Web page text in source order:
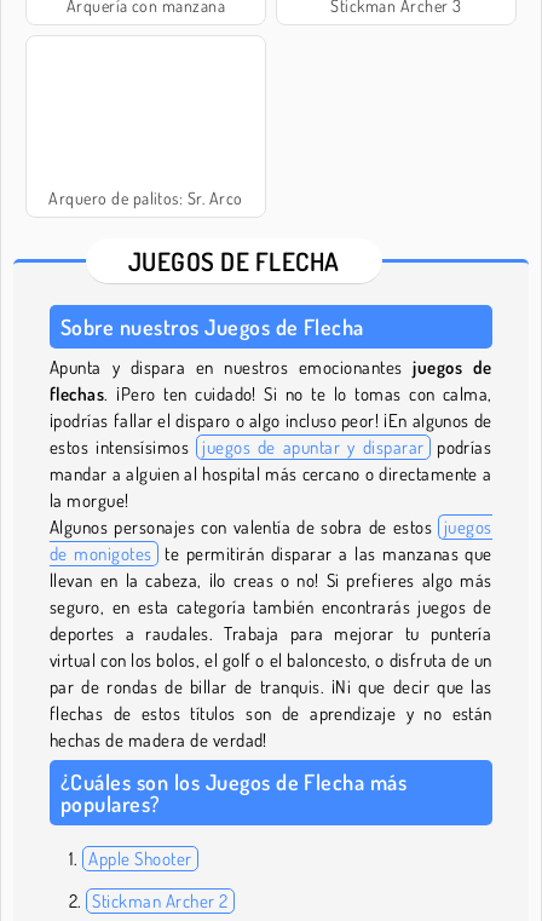
Arquería con manzana Stickman Archer 3
Arquero de palitos: Sr. Arco
JUEGOS DE FLECHA
Sobre nuestros Juegos de Flecha
Apunta y dispara en nuestros emocionantesjuegos de
flechas. ¡Pero ten cuidado! Si no te lo tomas con calma,
¡podrías fallar el disparo o algo incluso peor! ¡En algunos de
estos intensísimos juegos de apuntar y disparar podrías
mandar a alguien al hospital más cercano o directamente a
la morgue!
Algunos personajes con valentía de sobra de estos juegos
de monigotes te permitirán disparar a las manzanas que
llevan en la cabeza, ¡lo creas o no! Si prefieres algo más
seguro, en esta categoría también encontrarás juegos de
deportes a raudales. Trabaja para mejorar tu puntería
virtual con los bolos, el golf o el baloncesto, o disfruta de un
par de rondas de billar de tranquis. ¡Ni que decir que las
flechas de estos títulos son de aprendizaje y no están
hechas de madera de verdad!
¿Cuáles son los Juegos de Flecha más
populares?
Apple Shooter
Stickman Archer 2